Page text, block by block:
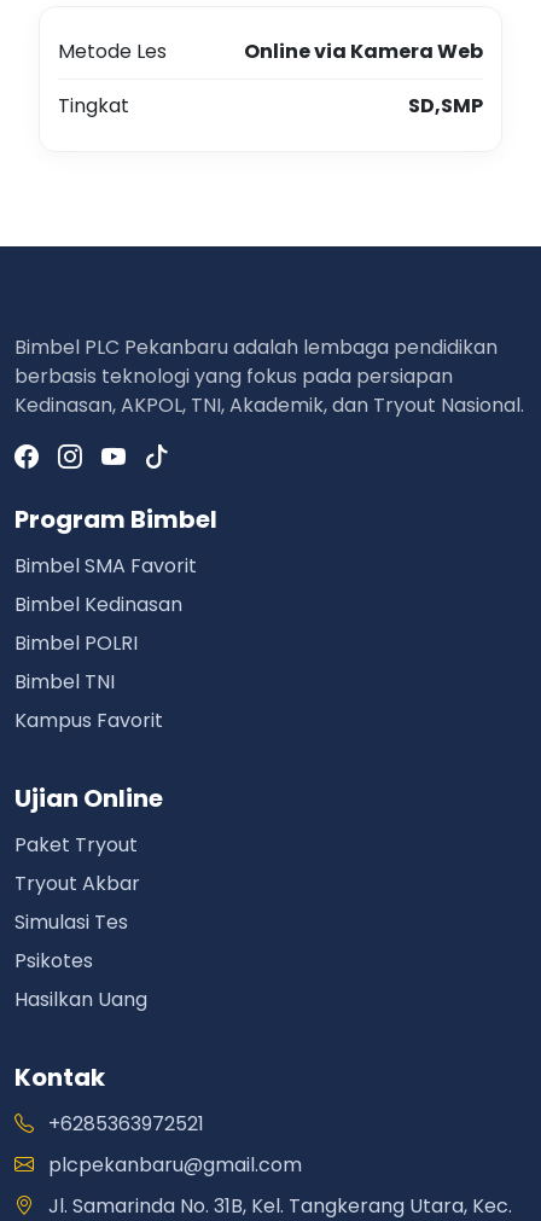
Metode Les
Online via Kamera Web
Tingkat
SD,SMP
Bimbel PLC Pekanbaru adalah lembaga pendidikan
berbasis teknologi yang fokus pada persiapan
Kedinasan, AKPOL, TNI, Akademik, dan Tryout Nasional.
Program Bimbel
Bimbel SMA Favorit
Bimbel Kedinasan
Bimbel POLRI
Bimbel TNI
Kampus Favorit
Ujian Online
Paket Tryout
Tryout Akbar
Simulasi Tes
Psikotes
Hasilkan Uang
Kontak
+6285363972521
plcpekanbaru@gmail.com
Jl. Samarinda No. 31B, Kel. Tangkerang Utara, Kec.